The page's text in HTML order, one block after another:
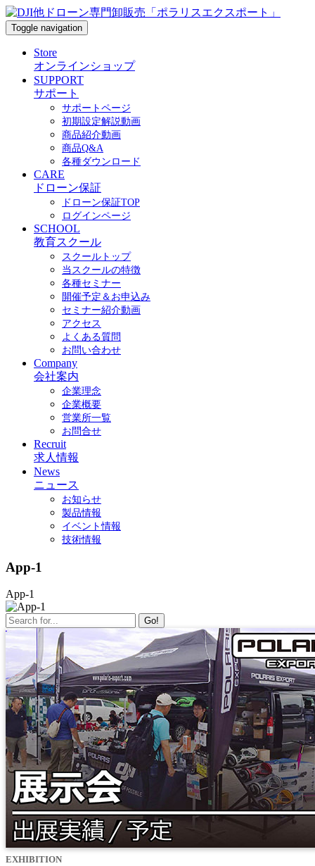
Toggle navigation
Store
オンラインショップ
SUPPORT
サポート
サポートページ
初期設定解説動画
商品紹介動画
商品Q&A
各種ダウンロード
CARE
ドローン保証
ドローン保証TOP
ログインページ
SCHOOL
教育スクール
スクールトップ
当スクールの特徴
各種セミナー
開催予定＆お申込み
セミナー紹介動画
アクセス
よくある質問
お問い合わせ
Company
会社案内
企業理念
企業概要
営業所一覧
お問合せ
Recruit
求人情報
News
ニュース
お知らせ
製品情報
イベント情報
技術情報
App-1
App-1
Go!
EXHIBITION